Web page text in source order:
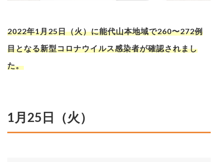
2022年1月25日（火）に能代山本地域で260〜272例
目となる新型コロナウイルス感染者が確認されまし
た。
1月25日（火）